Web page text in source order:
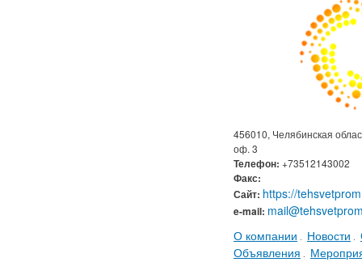
456010, Челябинская
оф. 3
Телефон: +73512143002
Факс:
Сайт: https://
e-mail:
О компании . Новости .
Объявления .